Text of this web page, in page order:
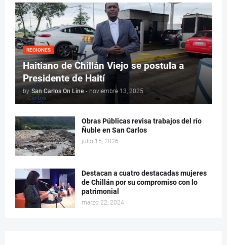
REGIONES
Haitiano de Chillán Viejo se postula a
Presidente de Haití
by San Carlos On Line - noviembre 13, 2025
Obras Públicas revisa trabajos del río
Ñuble en San Carlos
julio 15, 2026
Destacan a cuatro destacadas mujeres
de Chillán por su compromiso con lo
patrimonial
marzo 22, 2024